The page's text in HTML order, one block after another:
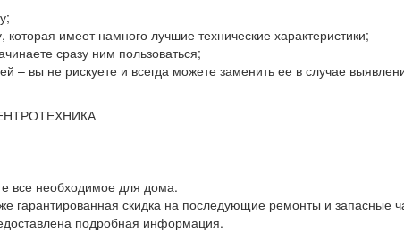
имеет намного лучшие технические характеристики;
сразу ним пользоваться;
– вы не рискуете и всегда можете заменить ее в случае
все необходимое для дома.
гарантированная скидка на последующие ремонты и запасные
подробная информация.